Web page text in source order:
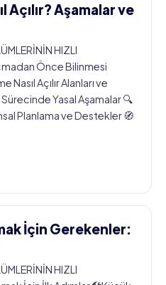
Açılır? Aşamalar ve
HIZLI
Önce Bilinmesi
Açılır Alanları ve
Yasal Aşamalar 🔍
Planlama ve Destekler 🧭
İçin Gerekenler:
HIZLI